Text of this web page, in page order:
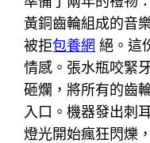
黃銅齒輪組成的音
被拒包養網 絕。這
情感。張水瓶咬緊
砸爛，將所有的齒
入口。機器發出刺
燈光開始瘋狂閃爍